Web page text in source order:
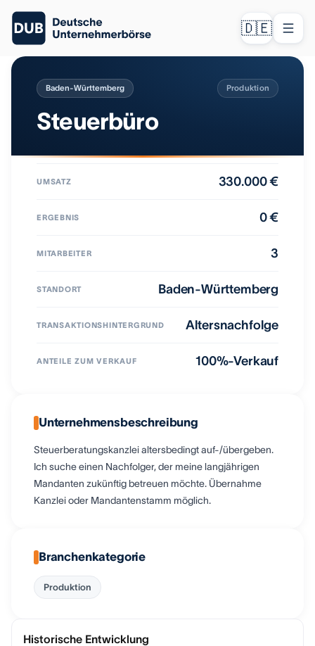
🇩🇪
Baden-Württemberg Produktion
Steuerbüro
UMSATZ 330.000 €
ERGEBNIS 0 €
MITARBEITER 3
STANDORT Baden-Württemberg
TRANSAKTIONSHINTERGRUND Altersnachfolge
ANTEILE ZUM VERKAUF 100%-Verkauf
Unternehmensbeschreibung
Steuerberatungskanzlei altersbedingt auf-/übergeben.
Ich suche einen Nachfolger, der meine langjährigen
Mandanten zukünftig betreuen möchte. Übernahme
Kanzlei oder Mandantenstamm möglich.
Branchenkategorie
Produktion
Historische Entwicklung